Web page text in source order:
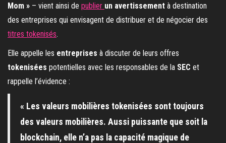
Mom » – vient ainsi de publier un avertissement à destination
des entreprises qui envisagent de distribuer et de négocier des
titres tokenisés.
Elle appelle les entreprises à discuter de leurs offres
tokenisées potentielles avec les responsables de la SEC et
rappelle l’évidence :
« Les valeurs mobilières tokenisées sont toujours
des valeurs mobilières. Aussi puissante que soit la
blockchain, elle n’a pas la capacité magique de